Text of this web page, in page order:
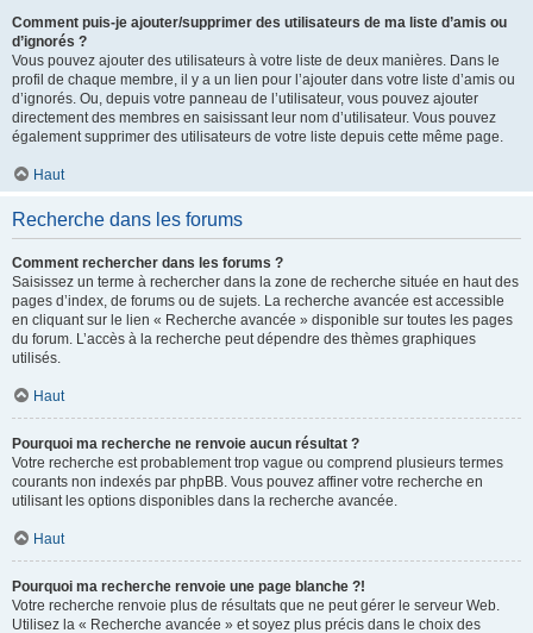
Comment puis-je ajouter/supprimer des utilisateurs de ma liste d’amis ou
d’ignorés ?
Vous pouvez ajouter des utilisateurs à votre liste de deux manières. Dans le
profil de chaque membre, il y a un lien pour l’ajouter dans votre liste d’amis ou
d’ignorés. Ou, depuis votre panneau de l’utilisateur, vous pouvez ajouter
directement des membres en saisissant leur nom d’utilisateur. Vous pouvez
également supprimer des utilisateurs de votre liste depuis cette même page.
Haut
Recherche dans les forums
Comment rechercher dans les forums ?
Saisissez un terme à rechercher dans la zone de recherche située en haut des
pages d’index, de forums ou de sujets. La recherche avancée est accessible
en cliquant sur le lien « Recherche avancée » disponible sur toutes les pages
du forum. L’accès à la recherche peut dépendre des thèmes graphiques
utilisés.
Haut
Pourquoi ma recherche ne renvoie aucun résultat ?
Votre recherche est probablement trop vague ou comprend plusieurs termes
courants non indexés par phpBB. Vous pouvez affiner votre recherche en
utilisant les options disponibles dans la recherche avancée.
Haut
Pourquoi ma recherche renvoie une page blanche ?!
Votre recherche renvoie plus de résultats que ne peut gérer le serveur Web.
Utilisez la « Recherche avancée » et soyez plus précis dans le choix des